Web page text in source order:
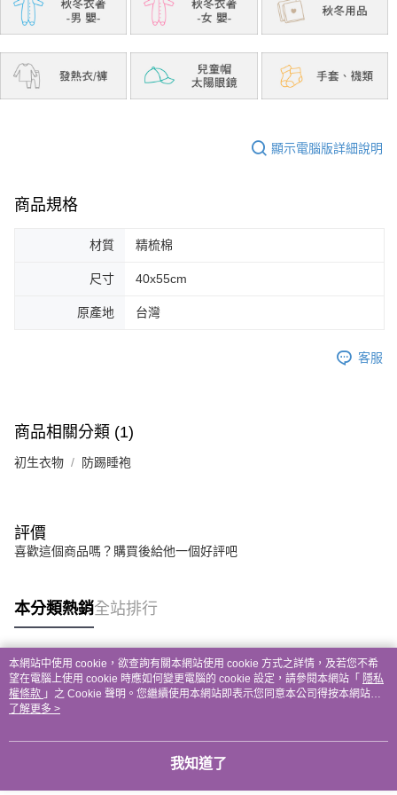
顯示電腦版詳細說明
商品規格
材質 精梳棉
尺寸 40x55cm
原產地 台灣
客服
商品相關分類 (1)
初生衣物 防踢睡袍
評價
喜歡這個商品嗎？購買後給他一個好評吧
本分類熱銷全站排行
熱門標籤
本網站中使用 cookie，欲查詢有關本網站使用 cookie 方式之詳情，及若您不希
望在電腦上使用 cookie 時應如何變更電腦的 cookie 設定，請參閱本網站「 隱私
權條款 」之 Cookie 聲明。您繼續使用本網站即表示您同意本公司得按本網站使
用條款之 Cookie 聲明使用 cookie。
了解更多 >
我知道了